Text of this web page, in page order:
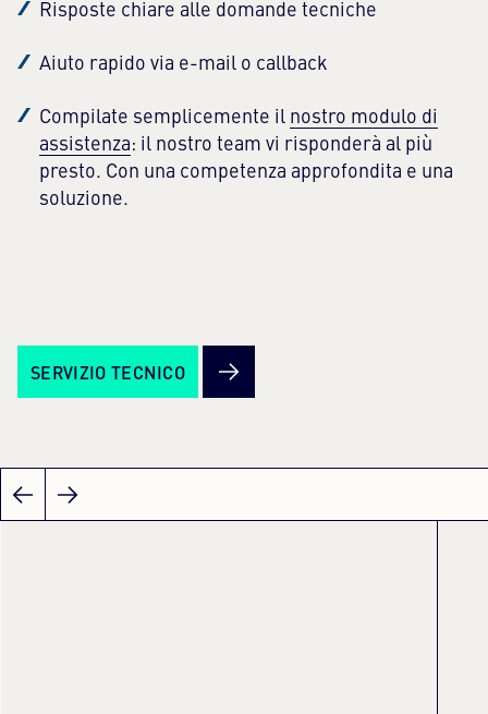
Risposte chiare alle domande tecniche
Aiuto rapido via e-mail o callback
Compilate semplicemente il nostro modulo di
assistenza: il nostro team vi risponderà al più
presto. Con una competenza approfondita e una
soluzione.
SERVIZIO TECNICO